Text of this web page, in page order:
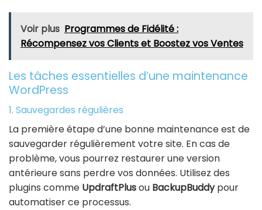
Voir plus Programmes de Fidélité :
Récompensez vos Clients et Boostez vos Ventes
Les tâches essentielles d’une maintenance
WordPress
1. Sauvegardes régulières
La première étape d’une bonne maintenance est de
sauvegarder régulièrement votre site. En cas de
problème, vous pourrez restaurer une version
antérieure sans perdre vos données. Utilisez des
plugins comme UpdraftPlusou BackupBuddypour
automatiser ce processus.